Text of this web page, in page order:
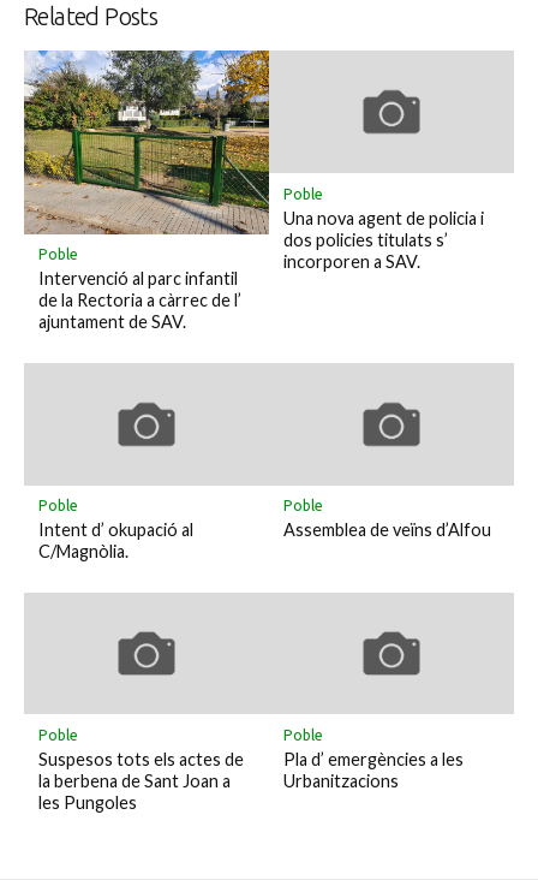
Related Posts
Poble
Intervenció al parc infantil
de la Rectoria a càrrec de l’
ajuntament de SAV.
Poble
Una nova agent de policia i
dos policies titulats s’
incorporen a SAV.
Poble
Intent d’ okupació al
C/Magnòlia.
Poble
Assemblea de veïns d’Alfou
Poble
Suspesos tots els actes de
la berbena de Sant Joan a
les Pungoles
Poble
Pla d’ emergències a les
Urbanitzacions